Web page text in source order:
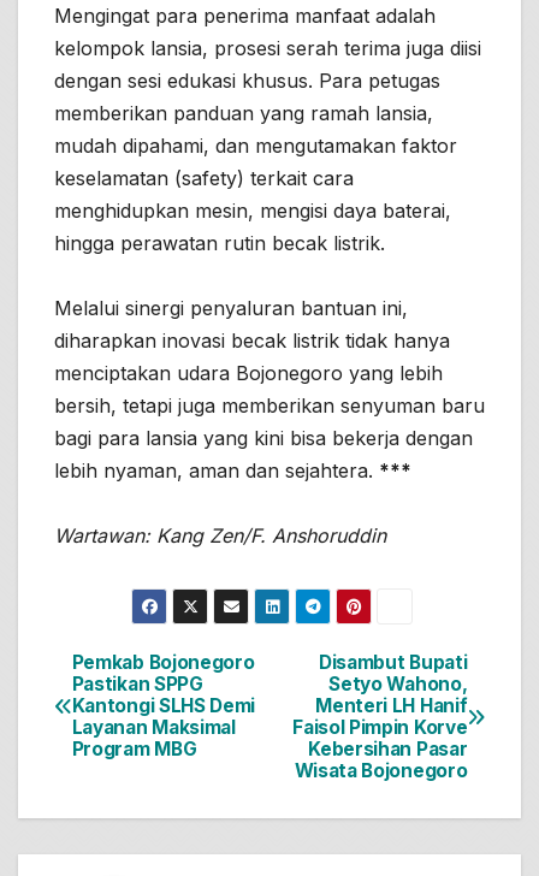
Mengingat para penerima manfaat adalah
kelompok lansia, prosesi serah terima juga diisi
dengan sesi edukasi khusus. Para petugas
memberikan panduan yang ramah lansia,
mudah dipahami, dan mengutamakan faktor
keselamatan (safety) terkait cara
menghidupkan mesin, mengisi daya baterai,
hingga perawatan rutin becak listrik.
Melalui sinergi penyaluran bantuan ini,
diharapkan inovasi becak listrik tidak hanya
menciptakan udara Bojonegoro yang lebih
bersih, tetapi juga memberikan senyuman baru
bagi para lansia yang kini bisa bekerja dengan
lebih nyaman, aman dan sejahtera. ***
Wartawan: Kang Zen/F. Anshoruddin
Navigasi
pos
Disambut Bupati
Setyo Wahono,
Menteri LH Hanif
Faisol Pimpin Korve
Kebersihan Pasar
Wisata Bojonegoro
Pemkab Bojonegoro
Pastikan SPPG
Kantongi SLHS Demi
Layanan Maksimal
Program MBG